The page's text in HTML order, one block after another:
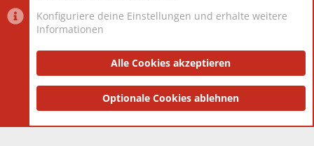
Datenschutzerklärung Impressum
Community platform by XenForo® © 2010-2025 XenForo Ltd.
and add-ons by ThemeHouse
Konfiguriere deine Einstellungen und erhalte weitere
Informationen
Alle Cookies akzeptieren
Optionale Cookies ablehnen